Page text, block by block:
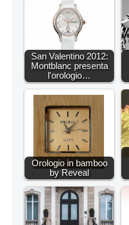
San Valentino 2012:
Montblanc presenta
l'orologio…
Orologio in bamboo
by Reveal